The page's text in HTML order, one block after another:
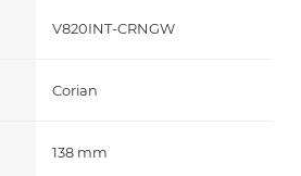
V820INT-CRNGW
Corian
138 mm